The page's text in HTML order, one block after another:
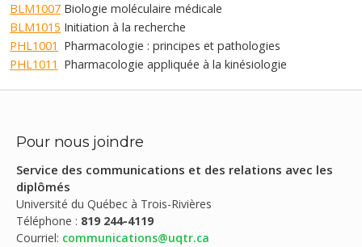
BLM1007 Biologie moléculaire médicale
BLM1015 Initiation à la recherche
PHL1001 Pharmacologie : principes et pathologies
PHL1011 Pharmacologie appliquée à la kinésiologie
Pour nous joindre
Service des communications et des relations avec les
diplômés
Université du Québec à Trois-Rivières
Téléphone : 819 244-4119
Courriel: communications@uqtr.ca